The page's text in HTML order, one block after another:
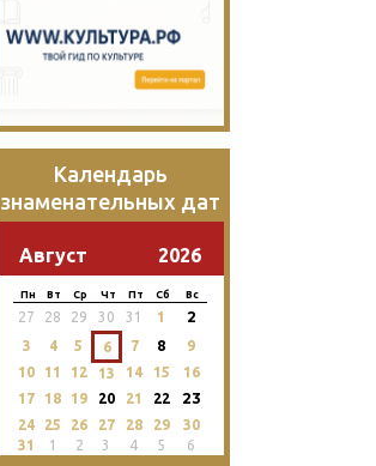
Календарь
знаменательных дат
Август 2026
Пн Вт Ср Чт Пт Сб Вс
27 28 29 30 31 1 2
3 4 5 6 7 8
9
10
11 12 13 14 15
16
17
18 19 20 21 22 23
24 25 26 27 28 29
30
31
1 2 3 4 5 6